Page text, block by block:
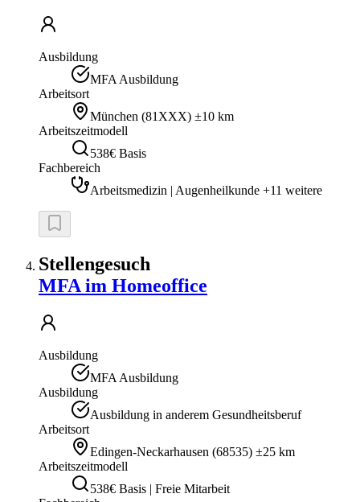
Ausbildung
MFA Ausbildung
Arbeitsort
München (81XXX) ±10 km
Arbeitszeitmodell
538€ Basis
Fachbereich
Arbeitsmedizin | Augenheilkunde +11 weitere
Stellengesuch
MFA im Homeoffice
Ausbildung
MFA Ausbildung
Ausbildung
Ausbildung in anderem Gesundheitsberuf
Arbeitsort
Edingen-Neckarhausen (68535) ±25 km
Arbeitszeitmodell
538€ Basis | Freie Mitarbeit